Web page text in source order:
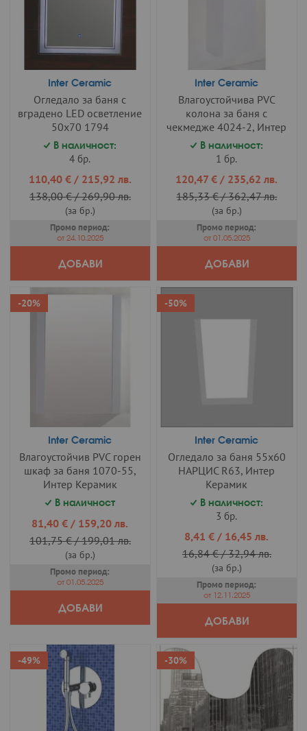
Inter Ceramic
Огледало за баня с
вградено LED осветление
50х70 1794
В наличност:
4 бр.
Промо
цена
110,40 €/ 215,92 лв.
138,00 €/269,90 лв.
(за бр.)
Промо период:
от 24.10.2025
ДОБАВИ
Inter Ceramic
Влагоустойчива PVC
колона за баня с
чекмедже 4024-2, Интер
Керамик
В наличност:
1 бр.
Промо
цена
120,47 € / 235,62 лв.
185,33 €/362,47 лв.
(за бр.)
Промо период:
от 01.05.2025
ДОБАВИ
-20%
Inter Ceramic
Влагоустойчив PVC горен
шкаф за баня 1070-55,
Интер Керамик
В наличност
Промо
цена
81,40 € / 159,20 лв.
101,75 €/199,01 лв.
(за бр.)
Промо период:
от 01.05.2025
ДОБАВИ
-50%
Inter Ceramic
Огледало за баня 55х60
НАРЦИС R63, Интер
Керамик
В наличност:
3 бр.
Промо
цена
8,41 € / 16,45 лв.
16,84 €/32,94 лв.
(за бр.)
Промо период:
от 12.11.2025
ДОБАВИ
-49% -30%